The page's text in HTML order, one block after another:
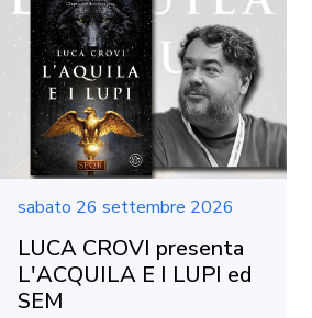
sabato 26 settembre 2026
LUCA CROVI presenta
L'ACQUILA E I LUPI ed
SEM